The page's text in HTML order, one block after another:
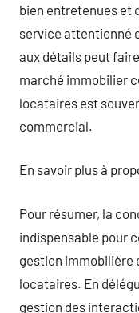
bien entretenues et
service attentionné
aux détails peut
marché immobilier
locataires est
commercial.
En savoir plus à
Pour résumer, la
indispensable pour
gestion immobilière
locataires. En
gestion des